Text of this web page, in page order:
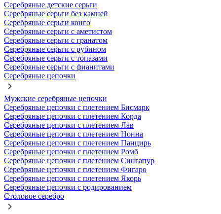
Серебряные детские серьги
Серебряные серьги без камней
Серебряные серьги конго
Серебряные серьги с аметистом
Серебряные серьги с гранатом
Серебряные серьги с рубином
Серебряные серьги с топазами
Серебряные серьги с фианитами
Серебряные цепочки
Мужские серебряные цепочки
Серебряные цепочки с плетением Бисмарк
Серебряные цепочки с плетением Корда
Серебряные цепочки с плетением Лав
Серебряные цепочки с плетением Нонна
Серебряные цепочки с плетением Панцирь
Серебряные цепочки с плетением Ромб
Серебряные цепочки с плетением Сингапур
Серебряные цепочки с плетением Фигаро
Серебряные цепочки с плетением Якорь
Серебряные цепочки с родированием
Столовое серебро